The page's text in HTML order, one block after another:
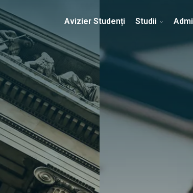
Erasmus & Internațional Despre Facultate
Avizier Studenți Studii